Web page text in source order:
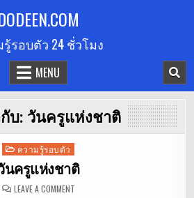
รอบตัว 24 ชั่วโมง
MENU
บ: วันครูแห่งชาติ
Posted
in
ความรู้รอบตัว
นครูแห่งชาติ
LEAVE A COMMENTON